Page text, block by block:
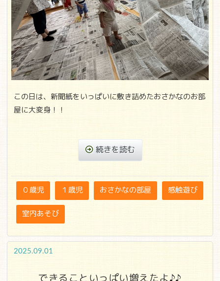
この日は、新聞紙をいっぱいに敷き詰めたおさかなのお部
屋に大変身！！
続きを読む
０歳児 １歳児 おさかなの部屋 感触遊び
室内あそび
2025.09.01
できることいっぱい増えたよ♪♪